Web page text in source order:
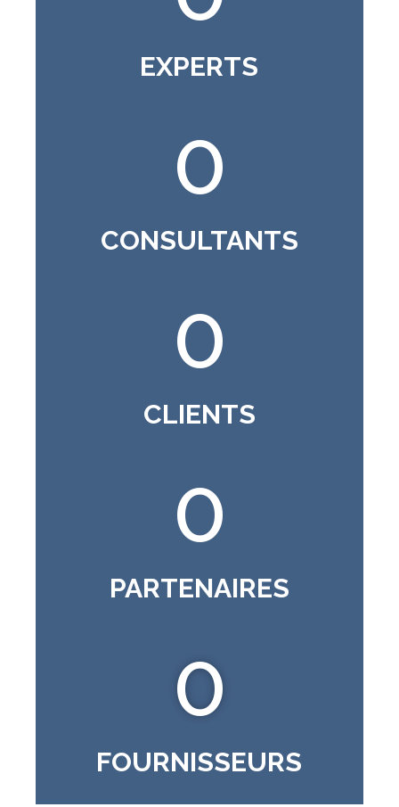
EXPERTS
CONSULTANTS
0
CLIENTS
0
PARTENAIRES
0
FOURNISSEURS
0